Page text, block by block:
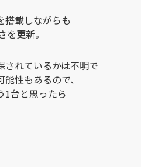
載しながらも
更新。
されているかは不明で
性もあるので、
1台と思ったら